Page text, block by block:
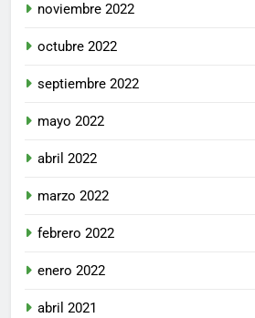
noviembre 2022
octubre 2022
septiembre 2022
mayo 2022
abril 2022
marzo 2022
febrero 2022
enero 2022
abril 2021